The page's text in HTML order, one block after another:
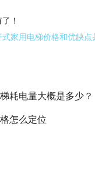
！
式家用电梯价格和优缺点
耗电量大概是多少？
怎么定位